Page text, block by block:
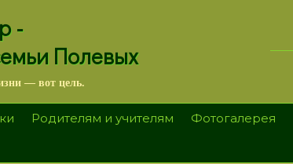
-
Полевых
— вот цель.
Родителям и учителям Фотогалерея